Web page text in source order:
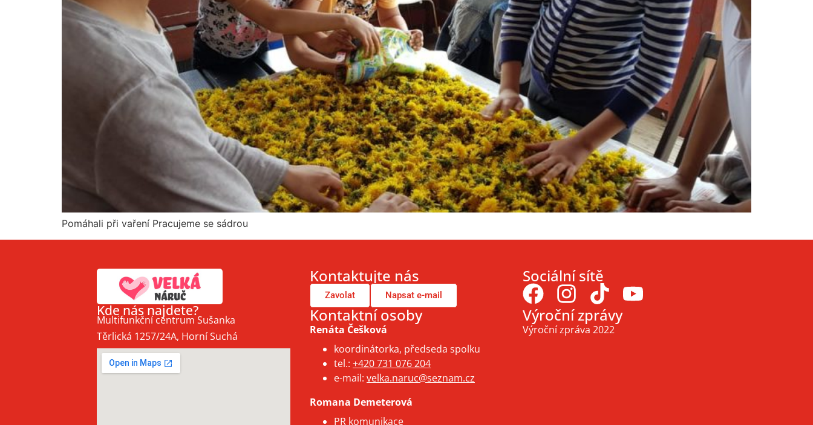
Pomáhali při vaření Pracujeme se sádrou
Kde nás najdete?
Multifunkční centrum Sušanka
Těrlická 1257/24A, Horní Suchá
Kontaktujte nás
Zavolat Napsat e-mail
Kontaktní osoby
Renáta Češková
koordinátorka, předseda spolku
tel.: +420 731 076 204
e-mail: velka.naruc@seznam.cz
Romana Demeterová
PR komunikace
Sociální sítě
Výroční zprávy
Výroční zpráva 2022